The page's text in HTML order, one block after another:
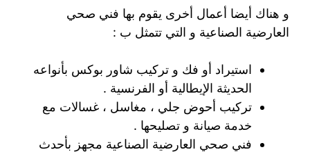
و هناك أيضا أعمال أخرى يقوم بها فني صحي
العارضية الصناعية و التي تتمثل ب :
استيراد أو فك و تركيب شاور بوكس بأنواعه
الحديثة الإيطالية أو الفرنسية .
تركيب أحوض جلي ، مغاسل ، غسالات مع
خدمة صيانة و تصليحها .
فني صحي العارضية الصناعية مجهز بأحدث